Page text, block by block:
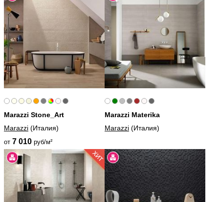
Marazzi Stone_Art
Marazzi (Италия)
от 7 010 руб/м²
Marazzi Materika
Marazzi (Италия)